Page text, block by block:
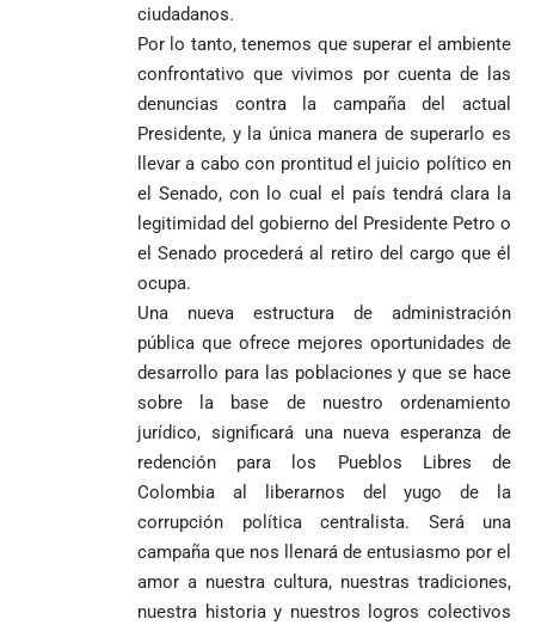
ciudadanos.
Por lo tanto, tenemos que superar el ambiente
confrontativo que vivimos por cuenta de las
denuncias contra la campaña del actual
Presidente, y la única manera de superarlo es
llevar a cabo con prontitud el juicio político en
el Senado, con lo cual el país tendrá clara la
legitimidad del gobierno del Presidente Petro o
el Senado procederá al retiro del cargo que él
ocupa.
Una nueva estructura de administración
pública que ofrece mejores oportunidades de
desarrollo para las poblaciones y que se hace
sobre la base de nuestro ordenamiento
jurídico, significará una nueva esperanza de
redención para los Pueblos Libres de
Colombia al liberarnos del yugo de la
corrupción política centralista. Será una
campaña que nos llenará de entusiasmo por el
amor a nuestra cultura, nuestras tradiciones,
nuestra historia y nuestros logros colectivos